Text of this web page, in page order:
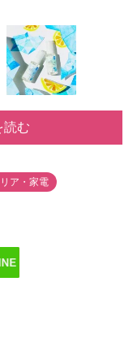
読む
ア・家電